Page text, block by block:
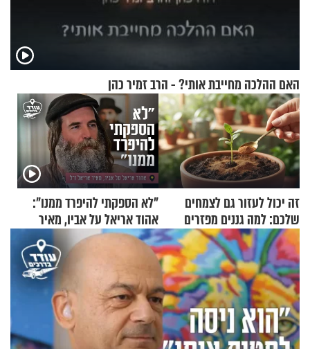
האם ההלכה מחייבת אותי? - הרב זמיר כהן
זה יכול לעזור גם לצמחים
שלכם: למה גננים מפזרים
קינמון בעציצים?
"לא הספקתי להיפרד ממנו":
אהוד אריאל על אביו, מאיר
אריאל ז"ל